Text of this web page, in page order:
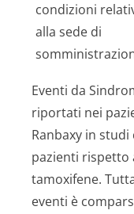
condizioni
alla sede di
Eventi da
riportati nei
Ranbaxy in
pazienti rispetto
tamoxifene.
eventi è